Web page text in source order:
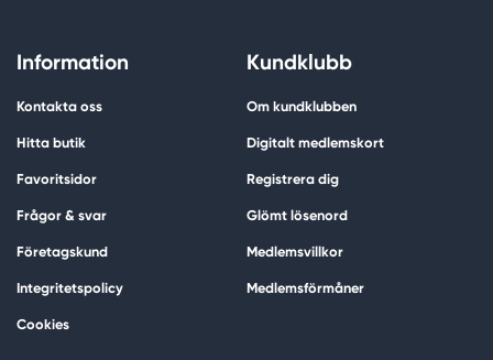
Information
Kontakta oss
Hitta butik
Favoritsidor
Frågor & svar
Företagskund
Integritetspolicy
Cookies
Kundklubb
Om kundklubben
Digitalt medlemskort
Registrera dig
Glömt lösenord
Medlemsvillkor
Medlemsförmåner